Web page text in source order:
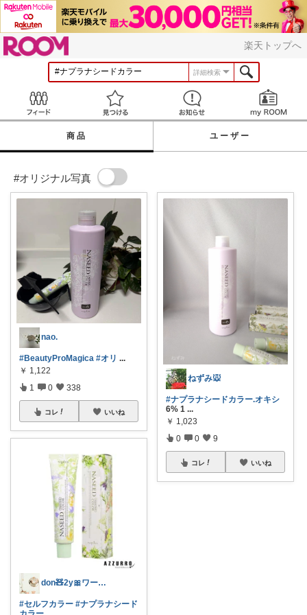
楽天トップへ
詳細検索
見つける お知らせ
商品 ユーザー
#オリジナル写真
nao.
#BeautyProMagica #オリ ...
￥ 1,122
1 0 338
コレ いいね
don🧸2y🎀ワーママ🤰買い物記録
#セルフカラー #ナプラナシード
ねずみ🐭
#ナプラナシードカラー.オキシ
6% 1 ...
￥ 1,023
0 0 9
コレ いいね